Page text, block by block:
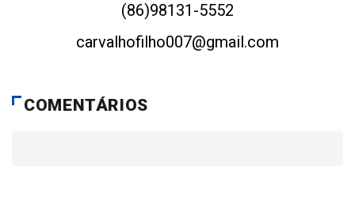
(86)98131-5552
carvalhofilho007@gmail.com
COMENTÁRIOS